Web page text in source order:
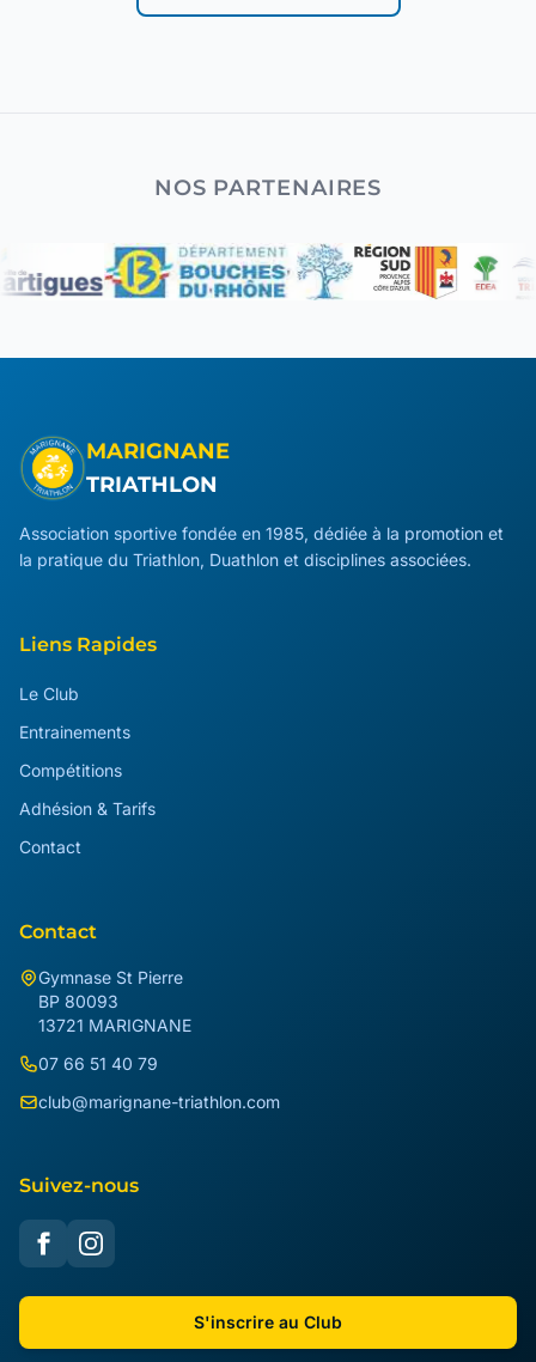
NOS PARTENAIRES
MARIGNANE
TRIATHLON
Association sportive fondée en 1985, dédiée à la promotion et
la pratique du Triathlon, Duathlon et disciplines associées.
Liens Rapides
Le Club
Entrainements
Compétitions
Adhésion & Tarifs
Contact
Contact
Gymnase St Pierre
BP 80093
13721 MARIGNANE
07 66 51 40 79
club@marignane-triathlon.com
Suivez-nous
S'inscrire au Club